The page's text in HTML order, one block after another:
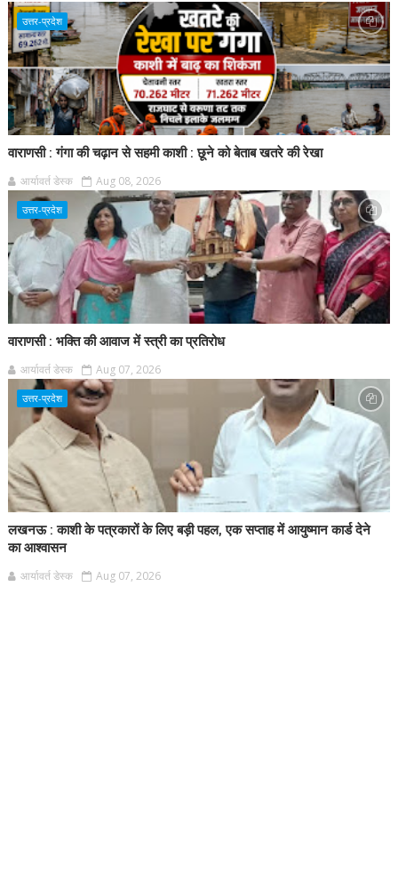
उत्तर-प्रदेश
वाराणसी : गंगा की चढ़ान से सहमी काशी : छूने को बेताब खतरे की रेखा
आर्यावर्त डेस्क Aug 08, 2026
उत्तर-प्रदेश
वाराणसी : भक्ति की आवाज में स्त्री का प्रतिरोध
आर्यावर्त डेस्क Aug 07, 2026
उत्तर-प्रदेश
लखनऊ : काशी के पत्रकारों के लिए बड़ी पहल, एक सप्ताह में आयुष्मान कार्ड देने
का आश्वासन
आर्यावर्त डेस्क Aug 07, 2026